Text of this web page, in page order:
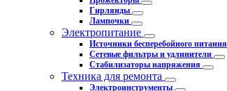
Гирлянды
Лампочки
Электропитание
Источники бесперебойного питания
Сетевые фильтры и удлинители
Стабилизаторы напряжения
Техника для ремонта
Электроинструменты